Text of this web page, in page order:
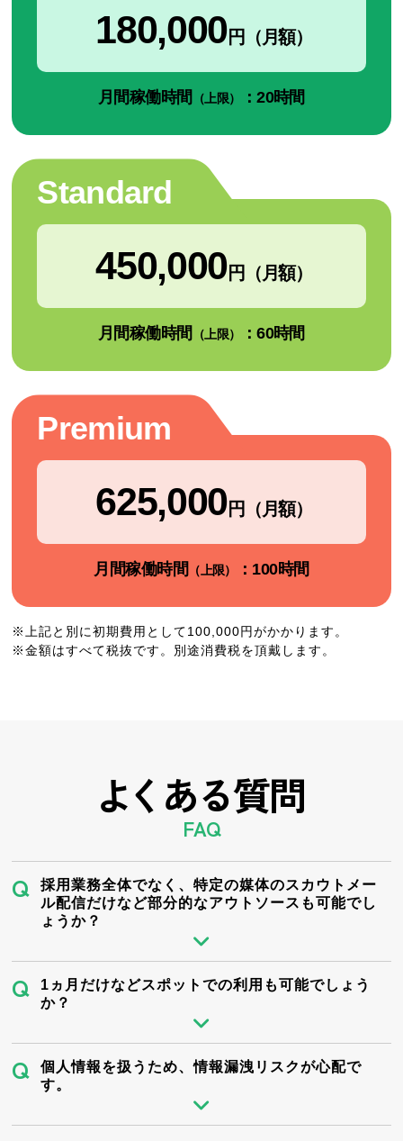
180,000円（月額）
月間稼働時間 （上限） ：20時間
Standard
450,000円（月額）
月間稼働時間 （上限） ：60時間
Premium
625,000円（月額）
月間稼働時間 （上限） ：100時間
※上記と別に初期費用として100,000円がかかります。
※金額はすべて税抜です。別途消費税を頂戴します。
よくある質問
FAQ
採用業務全体でなく、特定の媒体のスカウトメー
ル配信だけなど部分的なアウトソースも可能でし
ょうか？
1ヵ月だけなどスポットでの利用も可能でしょう
か？
個人情報を扱うため、情報漏洩リスクが心配で
す。